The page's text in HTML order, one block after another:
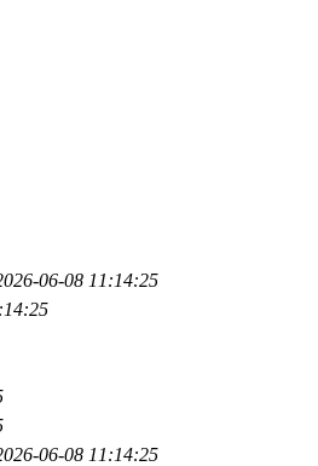
06-08 11:14:25
06-08 11:14:25